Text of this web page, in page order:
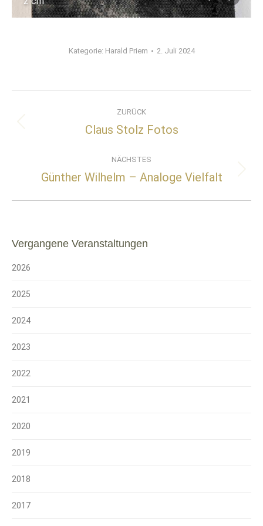
Kategorie: Harald Priem 2. Juli 2024
Navigation
ZURÜCK
Vorheriges
Claus Stolz Fotos
NÄCHSTES
Nächstes
Günther Wilhelm – Analoge Vielfalt
Vergangene Veranstaltungen
2026
2025
2024
2023
2022
2021
2020
2019
2018
2017